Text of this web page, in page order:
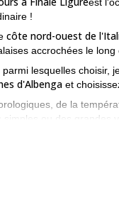
!
côte nord-ouest de
accrochées le
lesquelles
d'Albenga et
de la
simples ou des
dans la ville
souhaitez faire
vous apprécierez